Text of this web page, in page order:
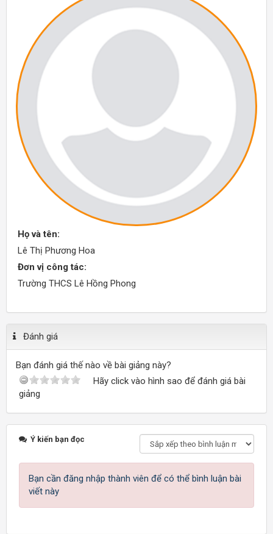
Họ và tên:
Lê Thị Phương Hoa
Đơn vị công tác:
Trường THCS Lê Hồng Phong
Đánh giá
Bạn đánh giá thế nào về bài giảng này?
Hãy click vào hình sao để đánh giá bài
giảng
Ý kiến bạn đọc
Bạn cần đăng nhập thành viên để có thể bình luận bài
viết này